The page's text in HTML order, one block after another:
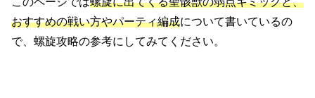
おすすめの戦い方やパーティ編成について書いているの
で、螺旋攻略の参考にしてみてください。